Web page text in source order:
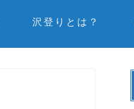
沢登りとは？